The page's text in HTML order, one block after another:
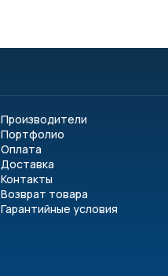
Производители
Портфолио
Оплата
Доставка
Контакты
Возврат товара
Гарантийные условия